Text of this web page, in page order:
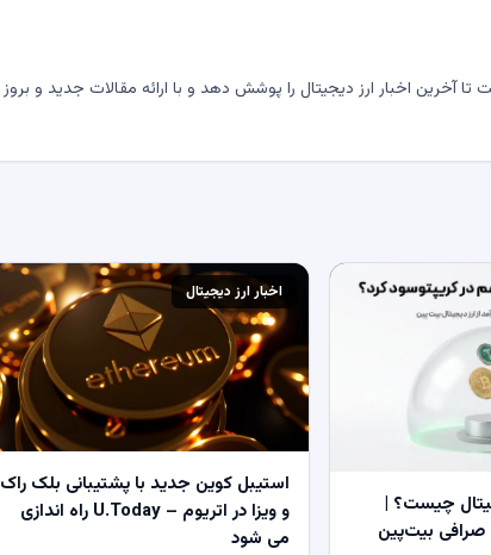
آخرین اخبار ارز دیجیتال را پوشش دهد و با ارائه مقالات جدید و بروز
چیست؟ |
بیت‌پین
اخبار ارز دیجیتال
استیبل کوین جدید با پشتیبانی بلک راک
و ویزا در اتریوم – U.Today راه اندازی
می شود